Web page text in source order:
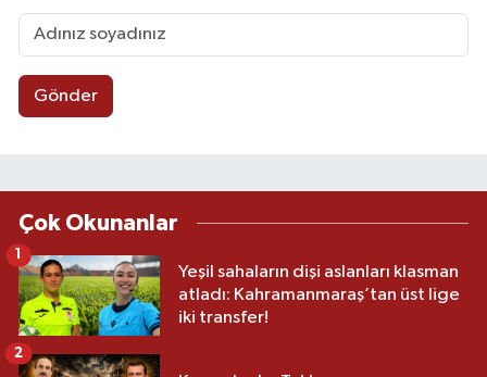
Gönder
Çok Okunanlar
Yeşil sahaların dişi aslanları klasman
atladı: Kahramanmaraş’tan üst lige
iki transfer!
2